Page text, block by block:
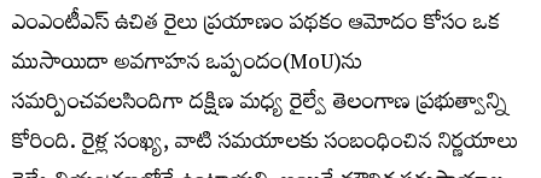
ఎంఎంటీఎస్ ఉచిత రైలు ప్రయాణం పథకం ఆమోదం కోసం ఒక
ముసాయిదా అవగాహన ఒప్పందం(MoU)ను
సమర్పించవలసిందిగా దక్షిణ మధ్య రైల్వే తెలంగాణ ప్రభుత్వాన్ని
కోరింది. రైళ్ల సంఖ్య, వాటి సమయాలకు సంబంధించిన నిర్ణయాలు